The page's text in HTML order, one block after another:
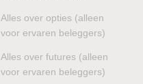
Alles over opties (alleen
voor ervaren beleggers)
Alles over futures (alleen
voor ervaren beleggers)